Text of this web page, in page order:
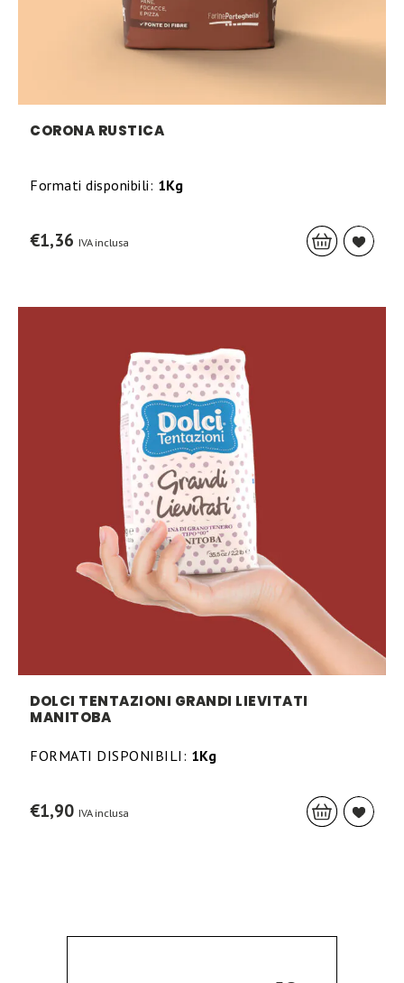
CORONA RUSTICA
Formati disponibili: 1Kg
€1,36 IVA inclusa
DOLCI TENTAZIONI GRANDI LIEVITATI
MANITOBA
FORMATI DISPONIBILI: 1Kg
€1,90 IVA inclusa